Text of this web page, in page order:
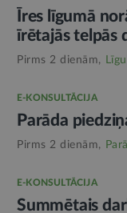
Īres līgumā
īrētajās telpās
Pirms 2 dienām,
E-KONSULTĀCIJA
Parāda
Pirms 2 dienām,
E-KONSULTĀCIJA
Summētais